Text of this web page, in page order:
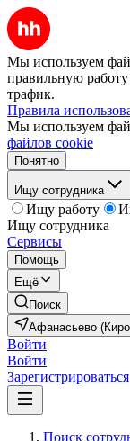
Мы используем
правильную работу
трафик.
Правила
Мы используем
файлов cookie
Понятно
Ищу сотрудника
Ищу работу
Ищу сотрудника
Сервисы
Помощь
Ещё
Поиск
Афанасьево
Войти
Войти
Зарегистрироваться
Поиск